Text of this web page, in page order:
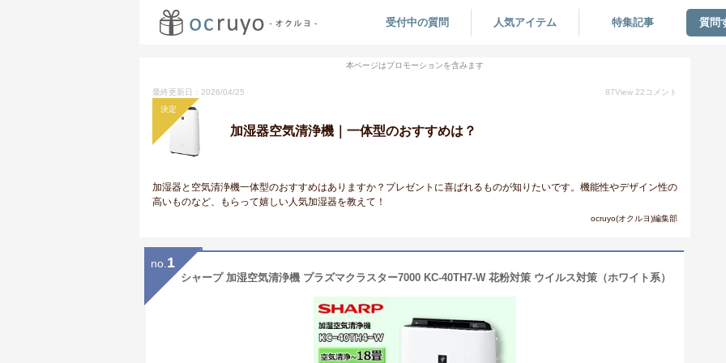
受付中の質問 人気アイテム 特集記事 質問
本ページはプロモーションを含みます
最終更新日：2026/04/25 87View 22 コメント
決定
加湿器空気清浄機｜一体型のおすすめは？
加湿器と空気清浄機一体型のおすすめはありますか？プレゼントに喜ばれるものが知りたいです。機能性やデザイン性の
高いものなど、もらって嬉しい人気加湿器を教えて！
ocruyo(オクルヨ)編集部
no. 1
シャープ 加湿空気清浄機 プラズマクラスター7000 KC-40TH7-W 花粉対策 ウイルス対策（ホワイト系）